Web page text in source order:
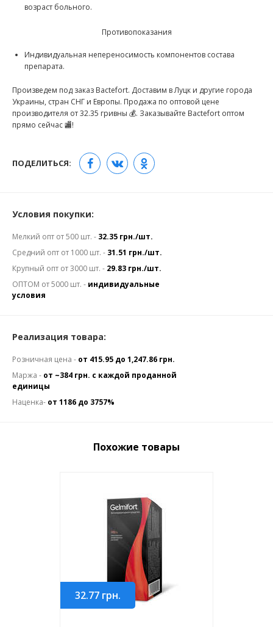
возраст больного.
Противопоказания
Индивидуальная непереносимость компонентов состава
препарата.
Произведем под заказ Bactefort. Доставим в Луцк и другие города
Украины, стран СНГ и Европы. Продажа по оптовой цене
производителя от 32.35 гривны 💰. Заказывайте Bactefort оптом
прямо сейчас 🏬!
ПОДЕЛИТЬСЯ:
Условия покупки:
Мелкий опт от 500 шт. - 32.35 грн./шт.
Средний опт от 1000 шт. - 31.51 грн./шт.
Крупный опт от 3000 шт. - 29.83 грн./шт.
ОПТОМ от 5000 шт. - индивидуальные
условия
Реализация товара:
Розничная цена - от 415.95 до 1,247.86 грн.
Маржа - от ~384 грн. с каждой проданной
единицы
Наценка- от 1186 до 3757%
Похожие товары
32.77 грн.